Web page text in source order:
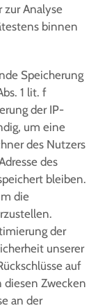
zur Analyse
binnen
Speicherung
1 lit. f
der IP-
um eine
des Nutzers
des
bleiben.
die
der
unserer
auf
diesen Zwecken
an der